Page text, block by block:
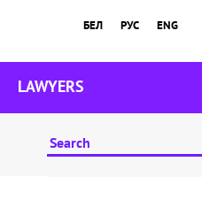
БЕЛ РУС ENG
LAWYERS